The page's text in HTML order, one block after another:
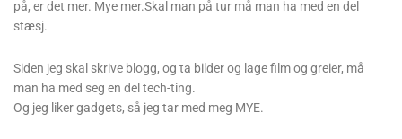
Til tross for at alt som så langt er nevnt virker som nok å holde styr
på, er det mer. Mye mer.Skal man på tur må man ha med en del
Siden jeg skal skrive blogg, og ta bilder og lage film og greier, må
man ha med seg en del tech-ting.